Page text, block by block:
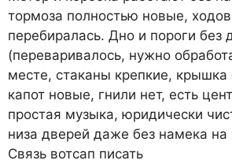
тормоза полностью новые,
перебиралась. Дно и пороги без
(переваривалось, нужно
месте, стаканы крепкие, крышка
капот новые, гнили нет, есть
простая музыка, юридически
низа дверей даже без намека на
Связь вотсап писать